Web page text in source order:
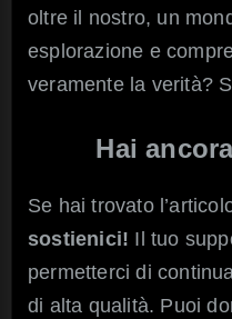
oltre il nostro, un
esplorazione e
veramente la verità?
Hai
Se hai trovato
sostienici! Il tuo
permetterci di
di alta qualità. Puoi